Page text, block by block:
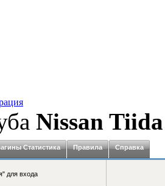
Nissan Tiida
Статистика Правила Справка
для входа